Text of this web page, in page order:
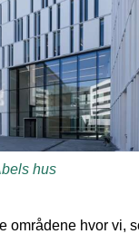
hus
områdene hvor vi,